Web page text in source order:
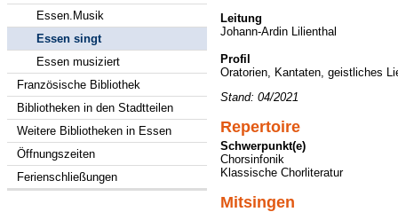
Essen.Musik
Essen singt
Essen musiziert
Französische Bibliothek
Bibliotheken in den Stadtteilen
Weitere Bibliotheken in Essen
Öffnungszeiten
Ferienschließungen
Leitung
Johann-Ardin Lilienthal
Profil
Oratorien, Kantaten, geistliches
Stand: 04/2021
Repertoire
Schwerpunkt(e)
Chorsinfonik
Klassische Chorliteratur
Mitsingen